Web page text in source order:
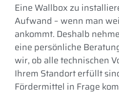
Eine Wallbox zu
Aufwand – wenn man
ankommt. Deshalb
eine persönliche
wir, ob alle technischen
Ihrem Standort erfüllt
Fördermittel in Frage